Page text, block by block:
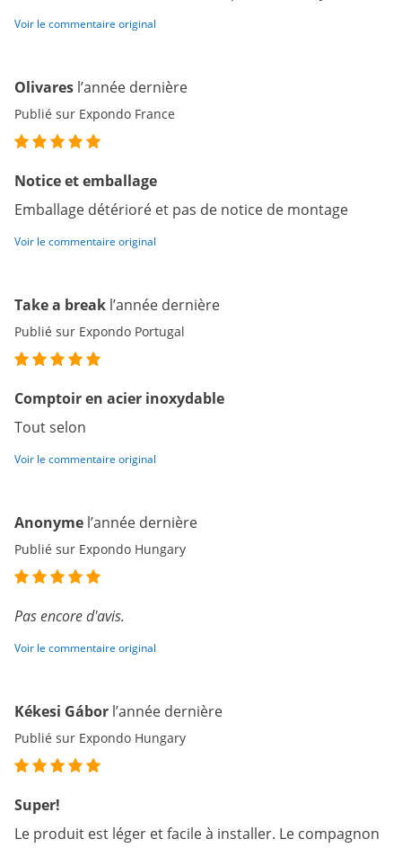
Voir le commentaire original
Olivares l’année dernière
Publié sur Expondo France
Notice et emballage
Emballage détérioré et pas de notice de montage
Voir le commentaire original
Take a break l’année dernière
Publié sur Expondo Portugal
Comptoir en acier inoxydable
Tout selon
Voir le commentaire original
Anonyme l’année dernière
Publié sur Expondo Hungary
Pas encore d'avis.
Voir le commentaire original
Kékesi Gábor l’année dernière
Publié sur Expondo Hungary
Super!
Le produit est léger et facile à installer. Le compagnon